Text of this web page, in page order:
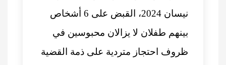
نيسان 2024، القبض على 6 أشخاص
بينهم طفلان لا يزالان محبوسين في
ظروف احتجاز متردية على ذمة القضية